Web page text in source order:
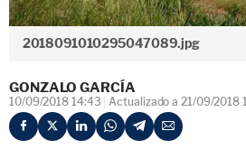
2018091010295047089.jpg
GONZALO GARCÍA
10/09/2018 14:43 Actualizado a 21/09/2018